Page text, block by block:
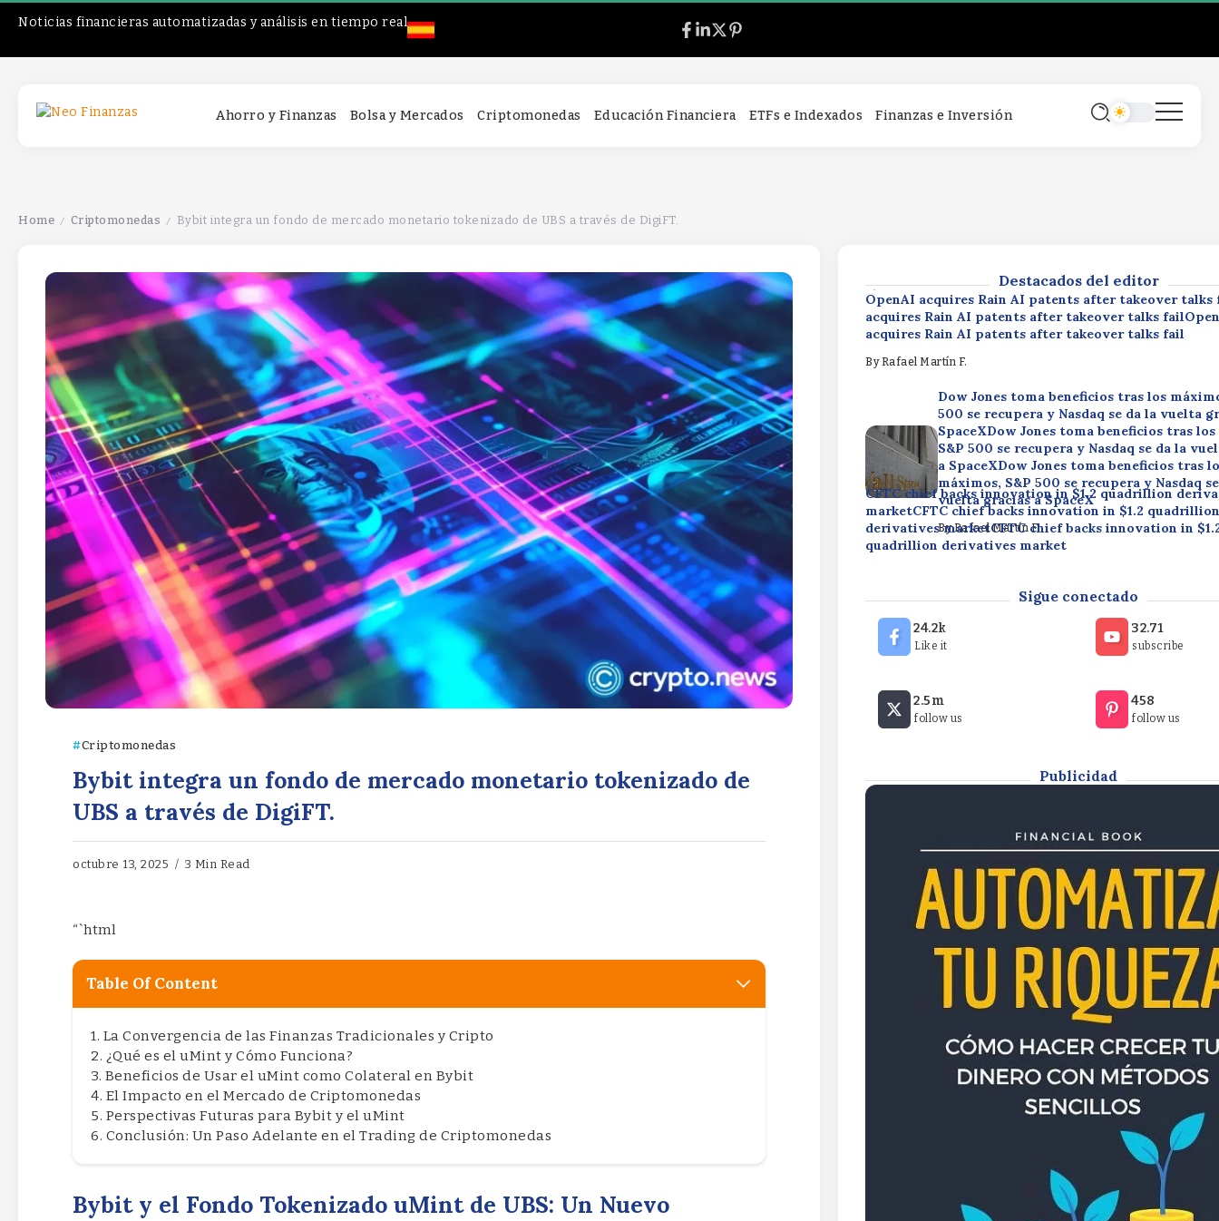
Noticias financieras automatizadas y análisis en tiempo real
Ahorro y Finanzas Bolsa y Mercados Criptomonedas Educación Financiera ETFs e Indexados Finanzas e Inversión
Home / Criptomonedas / Bybit integra un fondo de mercado monetario tokenizado de UBS a través de DigiFT.
Criptomonedas
Bybit integra un fondo de mercado monetario tokenizado de
UBS a través de DigiFT.
octubre 13, 2025 3 Min Read
“`html
Table Of Content
La Convergencia de las Finanzas Tradicionales y Cripto
¿Qué es el uMint y Cómo Funciona?
Beneficios de Usar el uMint como Colateral en Bybit
El Impacto en el Mercado de Criptomonedas
Perspectivas Futuras para Bybit y el uMint
Conclusión: Un Paso Adelante en el Trading de Criptomonedas
Bybit y el Fondo Tokenizado uMint de UBS: Un Nuevo
Destacados del editor
Dow Jones toma beneficios tras los
500 se recupera y Nasdaq se da la vuelta
ByRafael Martín F.
OpenAI acquires Rain AI patents after takeover talks
acquires Rain AI patents after takeover talks
acquires Rain AI patents after takeover talks fail
By Rafael Martín F.
Dow Jones toma beneficios tras los
500 se recupera y Nasdaq se da la vuelta
SpaceXDow Jones toma beneficios tras
S&P 500 se recupera y Nasdaq se da la
a SpaceXDow Jones toma beneficios tras
máximos, S&P 500 se recupera y Nasdaq
vuelta gracias a SpaceX
ByRafael Martín F.
CFTC chief backs innovation in $1.2 quadrillion
marketCFTC chief backs innovation in $1.2 quadrillion
derivatives marketCFTC chief backs innovation in
quadrillion derivatives market
OpenAI acquires Rain AI patents after takeover
acquires Rain AI patents after takeover talks
acquires Rain AI patents after takeover talks fail
ByRafael Martín F.
Dow Jones toma beneficios tras los
500 se recupera y Nasdaq se da la vuelta
SpaceXDow Jones toma beneficios tras
máximos, S&P 500 se recupera y Nasdaq
Sigue conectado
24.2k
Like it
32.71
subscribe
2.5m
follow us
458
follow us
Publicidad